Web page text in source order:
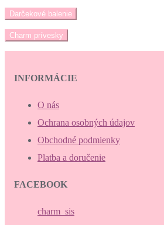
Darčekové balenie
Charm prívesky
INFORMÁCIE
O nás
Ochrana osobných údajov
Obchodné podmienky
Platba a doručenie
FACEBOOK
charm_sis